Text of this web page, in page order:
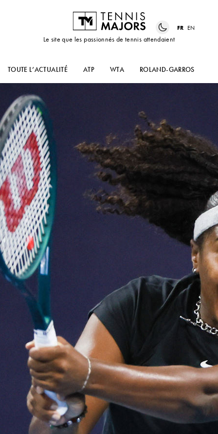
Le site que les passionnés de tennis attendaient
FR EN
TOUTE L’ACTUALITÉ ATP WTA ROLAND-GARROS